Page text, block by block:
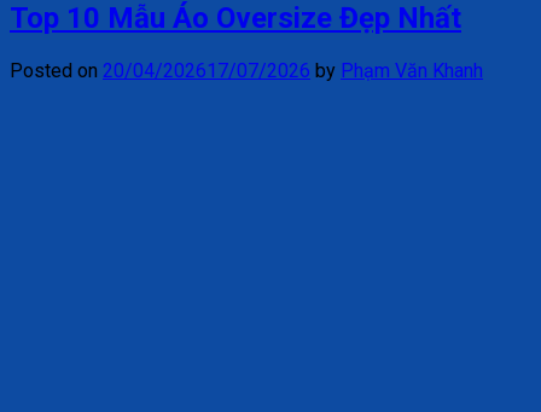
Top 10 Mẫu Áo Oversize Đẹp Nhất
Posted on 20/04/202617/07/2026 by Phạm Văn Khanh